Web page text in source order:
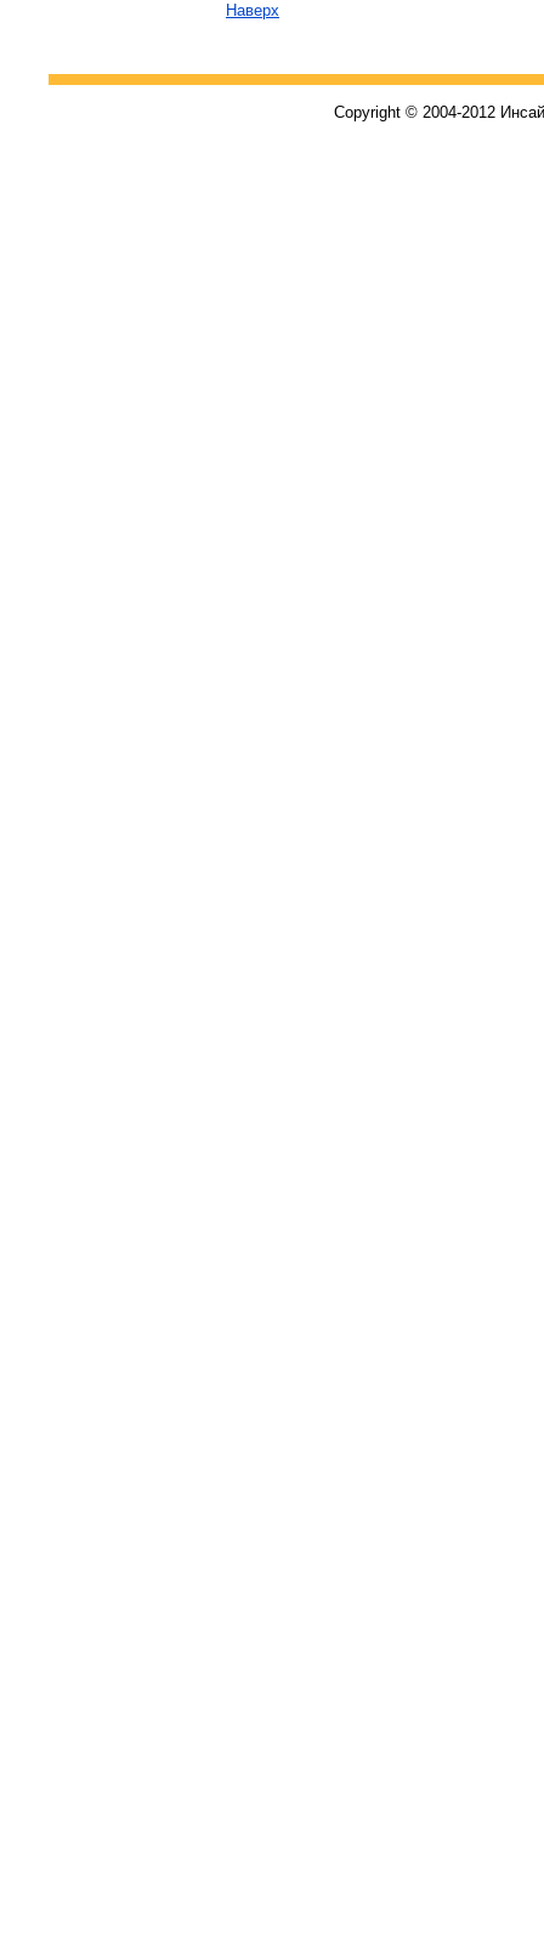
Наверх
Copyright © 2004-2012